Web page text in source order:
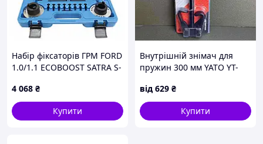
Набір фіксаторів ГРМ FORD
1.0/1.1 ECOBOOST SATRA S-
4 068 ₴
Купити
Внутрішній знімач для
пружин 300 мм YATO YT-
від 629 ₴
Купити